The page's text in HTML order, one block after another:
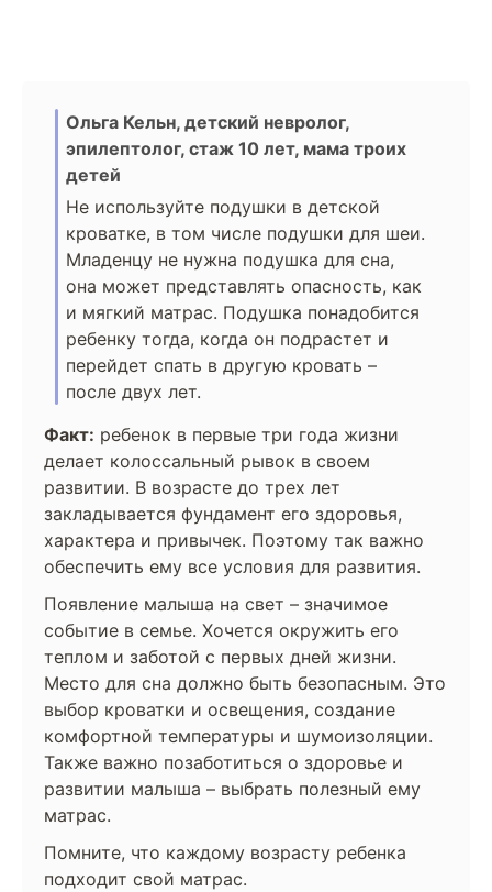
Ольга Кельн, детский невролог,
эпилептолог, стаж 10 лет, мама троих
детей
Не используйте подушки в детской
кроватке, в том числе подушки для шеи.
Младенцу не нужна подушка для сна,
она может представлять опасность, как
и мягкий матрас. Подушка понадобится
ребенку тогда, когда он подрастет и
перейдет спать в другую кровать –
после двух лет.
Факт: ребенок в первые три года жизни
делает колоссальный рывок в своем
развитии. В возрасте до трех лет
закладывается фундамент его здоровья,
характера и привычек. Поэтому так важно
обеспечить ему все условия для развития.
Появление малыша на свет – значимое
событие в семье. Хочется окружить его
теплом и заботой с первых дней жизни.
Место для сна должно быть безопасным. Это
выбор кроватки и освещения, создание
комфортной температуры и шумоизоляции.
Также важно позаботиться о здоровье и
развитии малыша – выбрать полезный ему
матрас.
Помните, что каждому возрасту ребенка
подходит свой матрас.